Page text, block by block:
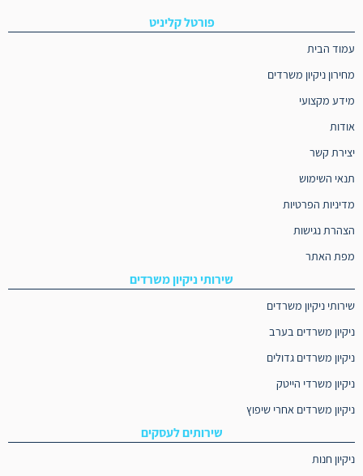
פורטל קליניט
עמוד הבית
מחירון ניקיון משרדים
מידע מקצועי
אודות
יצירת קשר
תנאי השימוש
מדיניות הפרטיות
הצהרת נגישות
מפת האתר
שירותי ניקיון משרדים
שירותי ניקיון משרדים
ניקיון משרדים בערב
ניקיון משרדים גדולים
ניקיון משרדי הייטק
ניקיון משרדים אחרי שיפוץ
שירותים לעסקים
ניקיון חנות